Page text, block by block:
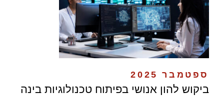
ספטמבר 2025
ביקוש להון אנושי בפיתוח טכנולוגיות בינה